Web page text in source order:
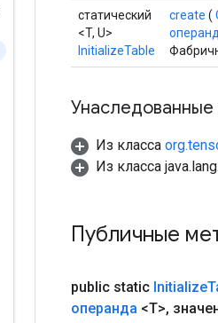
статический
<T, U>
InitializeTable
create (
Из класса
Из класса
Публичные
public static Initialize
операнда <T>,